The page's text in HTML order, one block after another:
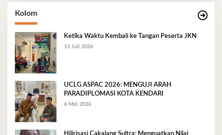
Kolom
Ketika Waktu Kembali ke Tangan Peserta JKN
13 Juli 2026
UCLG ASPAC 2026: MENGUJI ARAH
PARADIPLOMASI KOTA KENDARI
6 Mei 2026
Hilirisasi Cakalang Sultra: Menguatkan Nilai